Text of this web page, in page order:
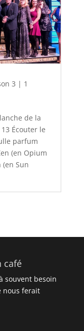
3 | 1
de la
Écouter le
parfum
(en Opium
(en Sun
café
souvent besoin
nous ferait